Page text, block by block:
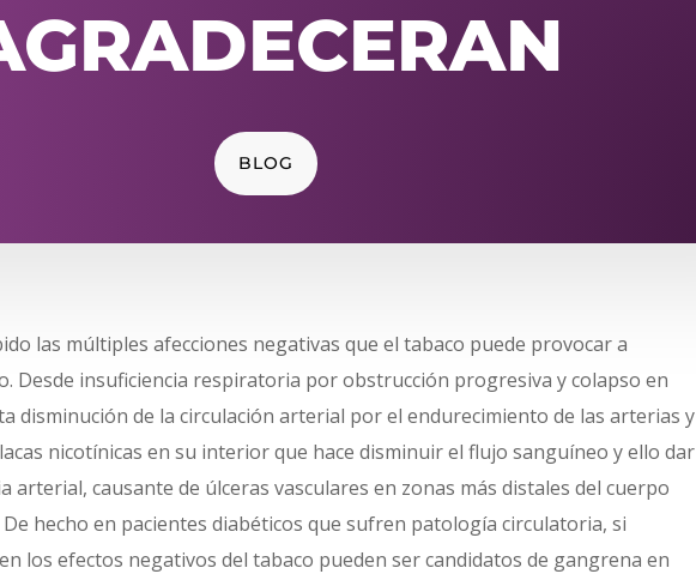
BLOG
las múltiples afecciones negativas que el tabaco puede provocar a
Desde insuficiencia respiratoria por obstrucción progresiva y colapso en
disminución de la circulación arterial por el endurecimiento de las arterias y
nicotínicas en su interior que hace disminuir el flujo sanguíneo y ello dar
arterial, causante de úlceras vasculares en zonas más distales del cuerpo
hecho en pacientes diabéticos que sufren patología circulatoria, si
los efectos negativos del tabaco pueden ser candidatos de gangrena en